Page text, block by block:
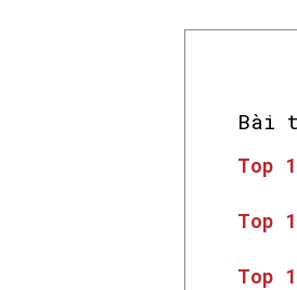
Bài
Top
Top
Top